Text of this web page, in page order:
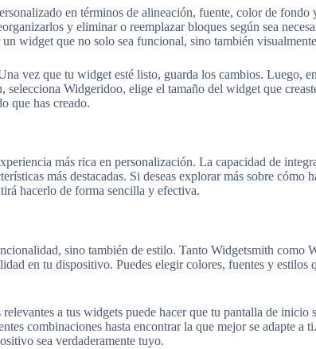
en términos de alineación, fuente, color de fondo
y eliminar o reemplazar bloques según sea
widget que no solo sea funcional, sino también
vez que tu widget esté listo, guarda los cambios. Luego,
Widgeridoo, elige el tamaño del widget que
que has creado.
más rica en personalización. La capacidad de
más destacadas. Si deseas explorar más sobre cómo
hacerlo de forma sencilla y efectiva.
sino también de estilo. Tanto Widgetsmith como
en tu dispositivo. Puedes elegir colores, fuentes y estilos
a tus widgets puede hacer que tu pantalla de inicio
combinaciones hasta encontrar la que mejor se adapte a
sea verdaderamente tuyo.